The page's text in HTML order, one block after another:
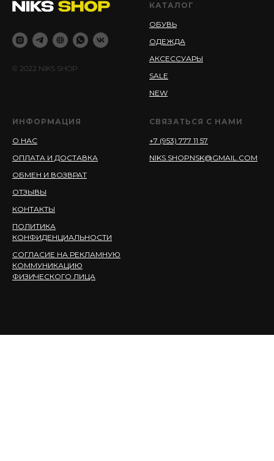
© 2022 NIKS SHOP
КАТАЛОГ
ОБУВЬ
ОДЕЖДА
АКСЕССУАРЫ
SALE
NEW
ИНФОРМАЦИЯ
О НАС
ОПЛАТА И ДОСТАВКА
ОБМЕН И ВОЗВРАТ
ОТЗЫВЫ
КОНТАКТЫ
ПОЛИТИКА
КОНФИДЕНЦИАЛЬНОСТИ
СОГЛАСИЕ НА РЕКЛАМНУЮ
КОММУНИКАЦИЮ
ФИЗИЧЕСКОГО ЛИЦА
СВЯЗАТЬСЯ С НАМИ
+7 (953) 777 11 57
NIKS.SHOPNSK@GMAIL.COM